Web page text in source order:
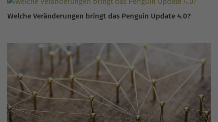
Welche Veränderungen bringt das Penguin Update 4.0?